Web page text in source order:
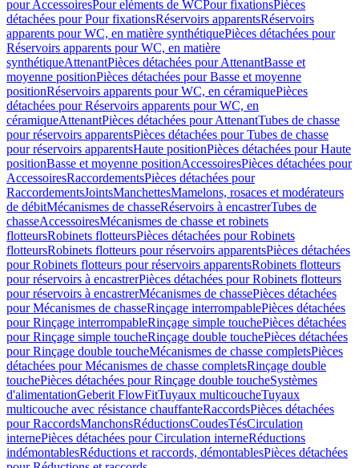
pour AccessoiresPour eléments de WCPour fixationsPièces
détachées pour Pour fixationsRéservoirs apparentsRéservoirs
apparents pour WC, en matière synthétiquePièces détachées pour
Réservoirs apparents pour WC, en matière
synthétiqueAttenantPièces détachées pour AttenantBasse et
moyenne positionPièces détachées pour Basse et moyenne
positionRéservoirs apparents pour WC, en céramiquePièces
détachées pour Réservoirs apparents pour WC, en
céramiqueAttenantPièces détachées pour AttenantTubes de chasse
pour réservoirs apparentsPièces détachées pour Tubes de chasse
pour réservoirs apparentsHaute positionPièces détachées pour Haute
positionBasse et moyenne positionAccessoiresPièces détachées pour
AccessoiresRaccordementsPièces détachées pour
RaccordementsJointsManchettesMamelons, rosaces et modérateurs
de débitMécanismes de chasseRéservoirs à encastrerTubes de
chasseAccessoiresMécanismes de chasse et robinets
flotteursRobinets flotteursPièces détachées pour Robinets
flotteursRobinets flotteurs pour réservoirs apparentsPièces détachées
pour Robinets flotteurs pour réservoirs apparentsRobinets flotteurs
pour réservoirs à encastrerPièces détachées pour Robinets flotteurs
pour réservoirs à encastrerMécanismes de chassePièces détachées
pour Mécanismes de chasseRinçage interrompablePièces détachées
pour Rinçage interrompableRinçage simple touchePièces détachées
pour Rinçage simple toucheRinçage double touchePièces détachées
pour Rinçage double toucheMécanismes de chasse completsPièces
détachées pour Mécanismes de chasse completsRinçage double
touchePièces détachées pour Rinçage double toucheSystèmes
d'alimentationGeberit FlowFitTuyaux multicoucheTuyaux
multicouche avec résistance chauffanteRaccordsPièces détachées
pour RaccordsManchonsRéductionsCoudesTésCirculation
internePièces détachées pour Circulation interneRéductions
indémontablesRéductions et raccords, démontablesPièces détachées